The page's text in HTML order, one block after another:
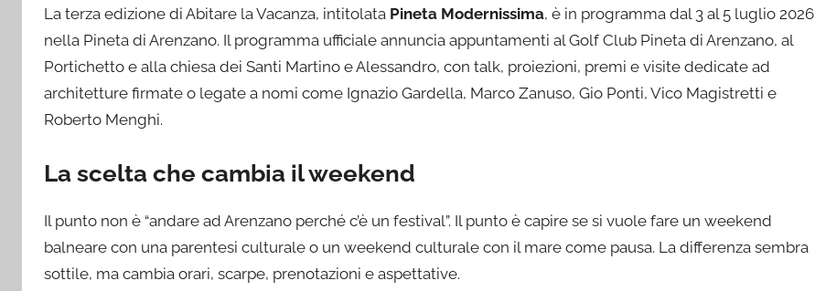
La terza edizione di Abitare la Vacanza, intitolata Pineta Modernissima, è in programma dal 3 al 5 luglio 2026
nella Pineta di Arenzano. Il programma ufficiale annuncia appuntamenti al Golf Club Pineta di Arenzano, al
Portichetto e alla chiesa dei Santi Martino e Alessandro, con talk, proiezioni, premi e visite dedicate ad
architetture firmate o legate a nomi come Ignazio Gardella, Marco Zanuso, Gio Ponti, Vico Magistretti e
Roberto Menghi.
La scelta che cambia il weekend
Il punto non è “andare ad Arenzano perché c’è un festival”. Il punto è capire se si vuole fare un weekend
balneare con una parentesi culturale o un weekend culturale con il mare come pausa. La differenza sembra
sottile, ma cambia orari, scarpe, prenotazioni e aspettative.